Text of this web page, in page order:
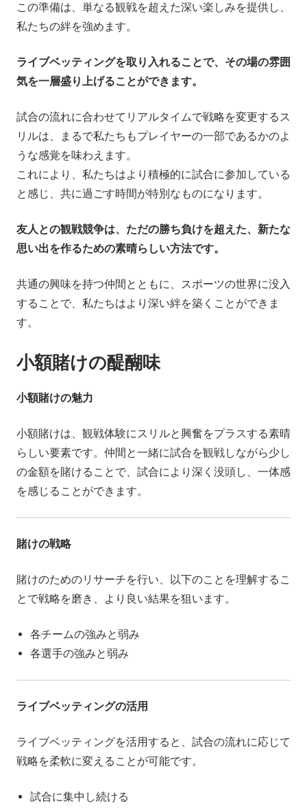
この準備は、単なる観戦を超えた深い楽しみを提供し、
私たちの絆を強めます。
ライブベッティングを取り入れることで、その場の雰囲
気を一層盛り上げることができます。
試合の流れに合わせてリアルタイムで戦略を変更するス
リルは、まるで私たちもプレイヤーの一部であるかのよ
うな感覚を味わえます。
これにより、私たちはより積極的に試合に参加している
と感じ、共に過ごす時間が特別なものになります。
友人との観戦競争は、ただの勝ち負けを超えた、新たな
思い出を作るための素晴らしい方法です。
共通の興味を持つ仲間とともに、スポーツの世界に没入
することで、私たちはより深い絆を築くことができま
す。
小額賭けの醍醐味
小額賭けの魅力
小額賭けは、観戦体験にスリルと興奮をプラスする素晴
らしい要素です。仲間と一緒に試合を観戦しながら少し
の金額を賭けることで、試合により深く没頭し、一体感
を感じることができます。
賭けの戦略
賭けのためのリサーチを行い、以下のことを理解するこ
とで戦略を磨き、より良い結果を狙います。
各チームの強みと弱み
各選手の強みと弱み
ライブベッティングの活用
ライブベッティングを活用すると、試合の流れに応じて
戦略を柔軟に変えることが可能です。
試合に集中し続ける